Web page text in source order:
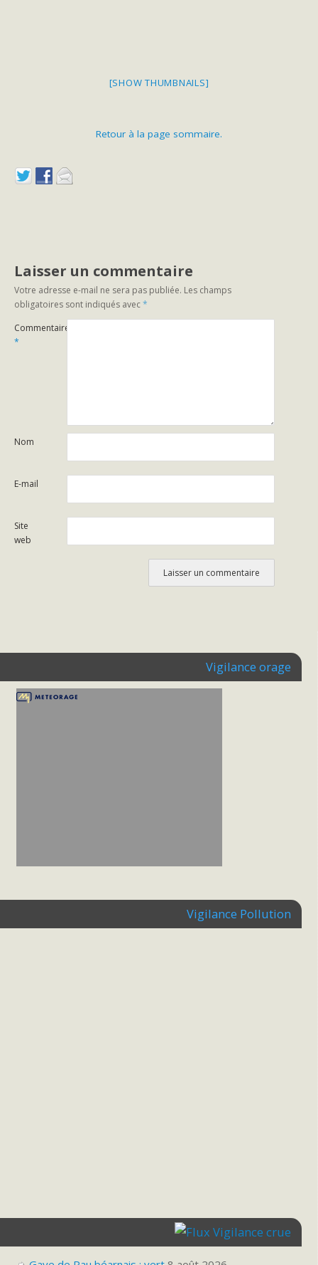
[SHOW THUMBNAILS]
Retour à la page sommaire.
Laisser un commentaire
Votre adresse e-mail ne sera pas publiée. Les champs
obligatoires sont indiqués avec*
Commentaire
*
Nom
E-mail
Site
web
Vigilance orage
Vigilance Pollution
Vigilance crue